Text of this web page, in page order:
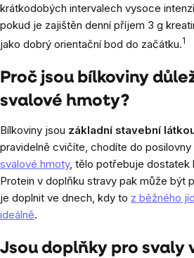
krátkodobých intervalech vysoce
pokud je zajištěn denní příjem 3 g
jako dobrý orientační bod do začátku.1
Proč jsou bílkoviny
svalové hmoty?
Bílkoviny jsou základní stavební
pravidelně cvičíte, chodíte do posilovny
svalové hmoty, tělo potřebuje dostatek
Protein v doplňku stravy pak může být
je doplnit ve dnech, kdy to z běžného
ideálně.
Jsou doplňky pro svaly